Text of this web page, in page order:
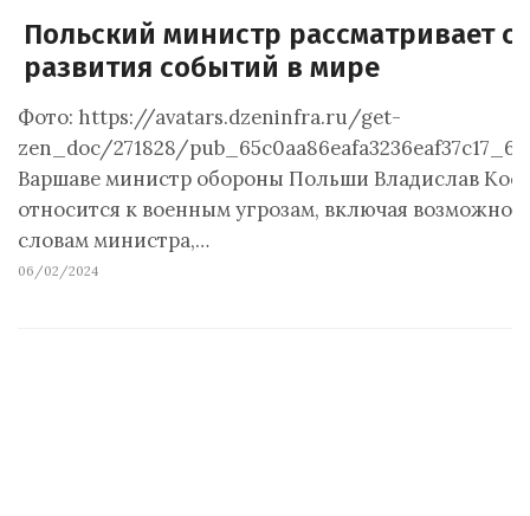
Польский министр рассматривает
развития событий в мире
Фото: https://avatars.dzeninfra.ru/get-
zen_doc/271828/
Варшаве министр обороны Польши Владислав
относится к военным угрозам, включая
словам министра,…
06/02/2024